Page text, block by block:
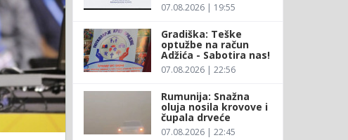
07.08.2026 | 19:55
Gradiška: Teške
optužbe na račun
Adžića - Sabotira nas!
07.08.2026 | 22:56
Rumunija: Snažna
oluja nosila krovove i
čupala drveće
07.08.2026 | 22:45